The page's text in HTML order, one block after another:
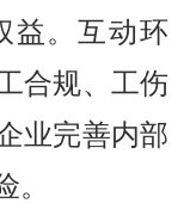
益。互动环
合规、工伤
业完善内部